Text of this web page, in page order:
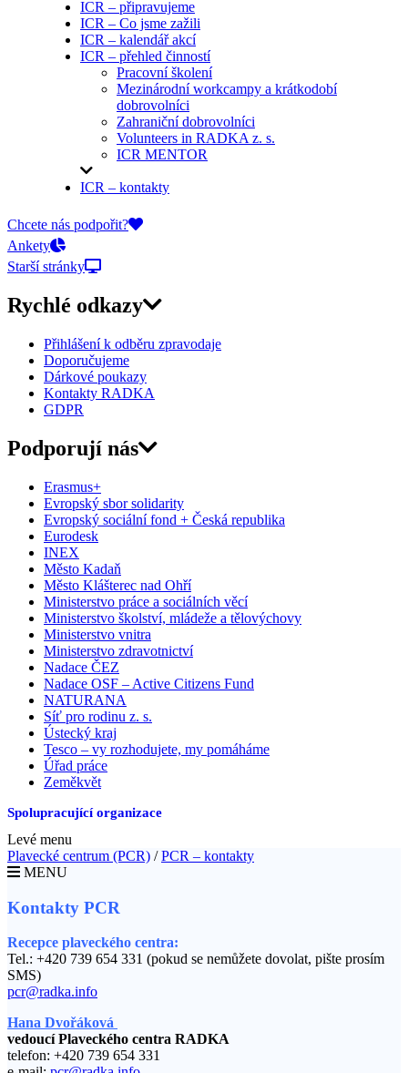
ICR – připravujeme
ICR – Co jsme zažili
ICR – kalendář akcí
ICR – přehled činností
Pracovní školení
Mezinárodní workcampy a krátkodobí
dobrovolníci
Zahraniční dobrovolníci
Volunteers in RADKA z. s.
ICR MENTOR
ICR – kontakty
On-line přihlášky
Chcete nás podpořit?
Ankety
Starší stránky
Rychlé odkazy
Přihlášení k odběru zpravodaje
Doporučujeme
Dárkové poukazy
Kontakty RADKA
GDPR
Podporují nás
Erasmus+
Evropský sbor solidarity
Evropský sociální fond + Česká republika
Eurodesk
INEX
Město Kadaň
Město Klášterec nad Ohří
Ministerstvo práce a sociálních věcí
Ministerstvo školství, mládeže a tělovýchovy
Ministerstvo vnitra
Ministerstvo zdravotnictví
Nadace ČEZ
Nadace OSF – Active Citizens Fund
NATURANA
Síť pro rodinu z. s.
Ústecký kraj
Tesco – vy rozhodujete, my pomáháme
Úřad práce
Zeměkvět
Spolupracující organizace
Levé menu
Plavecké centrum (PCR) /PCR – kontakty
MENU
Kontakty PCR
Recepce plaveckého centra:
Tel.: +420 739 654 331 (pokud se nemůžete dovolat, pište prosím
SMS)
pcr@radka.info
Hana Dvořáková
vedoucí Plaveckého centra RADKA
telefon: +420 739 654 331